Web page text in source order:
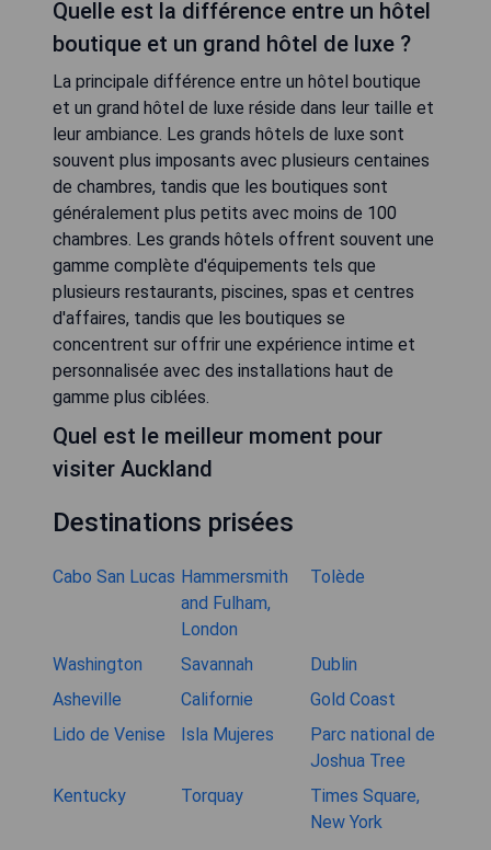
Quelle est la différence entre un hôtel
boutique et un grand hôtel de luxe ?
La principale différence entre un hôtel boutique
et un grand hôtel de luxe réside dans leur taille et
leur ambiance. Les grands hôtels de luxe sont
souvent plus imposants avec plusieurs centaines
de chambres, tandis que les boutiques sont
généralement plus petits avec moins de 100
chambres. Les grands hôtels offrent souvent une
gamme complète d'équipements tels que
plusieurs restaurants, piscines, spas et centres
d'affaires, tandis que les boutiques se
concentrent sur offrir une expérience intime et
personnalisée avec des installations haut de
gamme plus ciblées.
Quel est le meilleur moment pour
visiter Auckland
Destinations prisées
Cabo San Lucas Hammersmith
and Fulham,
London
Tolède
Washington Savannah
Dublin
Asheville
Californie
Gold Coast
Lido de Venise
Isla Mujeres
Parc national de
Joshua Tree
Kentucky
Torquay
Times Square,
New York